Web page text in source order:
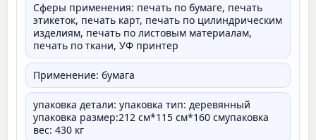
Сферы применения: печать по бумаге, печать
этикеток, печать карт, печать по цилиндрическим
изделиям, печать по листовым материалам,
печать по ткани, УФ принтер
Применение: бумага
упаковка детали: упаковка тип: деревянный
упаковка размер:212 см*115 см*160 смупаковка
вес: 430 кг